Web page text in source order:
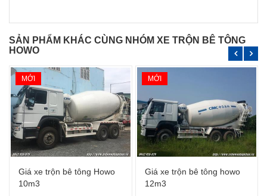
SẢN PHẨM KHÁC CÙNG NHÓM XE TRỘN BÊ TÔNG
HOWO
MỚI
Giá xe trộn bê tông Howo
10m3
MỚI
Giá xe trộn bê tông howo
12m3